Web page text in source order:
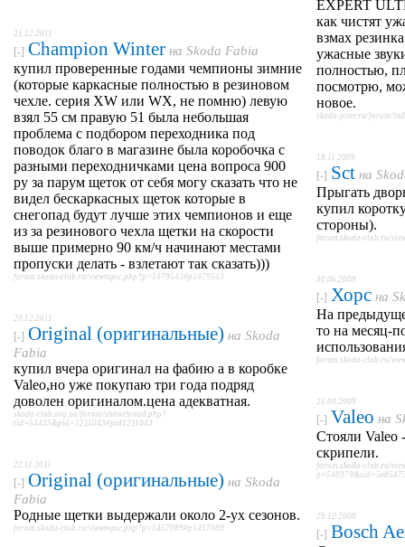
21.12.2011
[-] Champion Winter на Skoda Fabia
купил проверенные годами чемпионы зимние
(которые каркасные полностью в резиновом
чехле. серия XW или WX, не помню) левую
взял 55 см правую 51 была небольшая
проблема с подбором переходника под
поводок благо в магазине была коробочка с
разными переходничками цена вопроса 900
ру за парум щеток от себя могу сказать что не
видел бескаркасных щеток которые в
снегопад будут лучше этих чемпионов и еще
из за резинового чехла щетки на скорости
выше примерно 90 км/ч начинают местами
пропуски делать - взлетают так сказать)))
forum.skoda-club.ru/viewtopic.php?p=1479543#p1479543
20.12.2011
[-] Original (оригинальные) на Skoda
Fabia
купил вчера оригинал на фабию а в коробке
Valeo,но уже покупаю три года подряд
доволен оригиналом.цена адекватная.
skoda-club.org.ua/forum/showthread.php?
tid=54435&pid=1211043#pid1211043
22.11.2011
[-] Original (оригинальные) на Skoda
Fabia
Родные щетки выдержали около 2-ух сезонов.
forum.skoda-club.ru/viewtopic.php?p=1457089#p1457089
EXPERT
как чистят
взмах
ужасные
полностью,
посмотрю,
новое.
skoda-piter.ru/forum/
18.11.2009
[-] Sct на
Прыгать
купил
стороны).
forum.skoda-club.ru/
30.06.2009
[-] Хорс на
На
то на месяц-
forum.skoda-club.ru/
21.04.2009
[-] Valeo на
Стояли Valeo
скрипели.
forum.skoda-club.ru/
29.12.2008
[-] Bosch